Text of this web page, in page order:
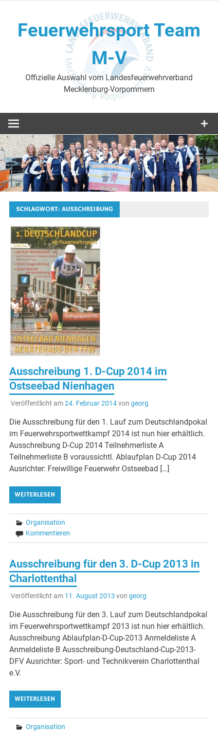
contentFeuerwehrsport Team
M-V
Offizielle Auswahl vom Landesfeuerwehrverband
Mecklenburg-Vorpommern
SCHLAGWORT:AUSSCHREIBUNG
Ausschreibung 1. D-Cup 2014 im
Ostseebad Nienhagen
Veröffentlicht am24. Februar 2014von georg
Die Ausschreibung für den 1. Lauf zum Deutschlandpokal
im Feuerwehrsportwettkampf 2014 ist nun hier erhältlich.
Ausschreibung D-Cup 2014 Teilnehmerliste A
Teilnehmerliste B voraussichtl. Ablaufplan D-Cup 2014
Ausrichter: Freiwillige Feuerwehr Ostseebad […]
WEITERLESEN
Organisation
Kommentieren
Ausschreibung für den 3. D-Cup 2013 in
Charlottenthal
Veröffentlicht am 11. August 2013 von georg
Die Ausschreibung für den 3. Lauf zum Deutschlandpokal
im Feuerwehrsportwettkampf 2013 ist nun hier erhältlich.
Ausschreibung Ablaufplan-D-Cup-2013 Anmeldeliste A
Anmeldeliste B Ausschreibung-Deutschland-Cup-2013-
DFV Ausrichter: Sport- und Technikverein Charlottenthal
e.V.
WEITERLESEN
Organisation